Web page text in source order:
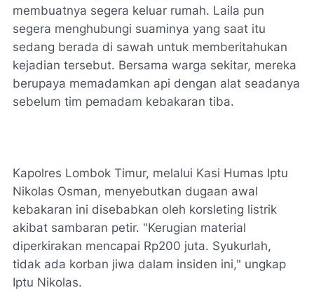
membuatnya segera keluar rumah. Laila pun
segera menghubungi suaminya yang saat itu
sedang berada di sawah untuk memberitahukan
kejadian tersebut. Bersama warga sekitar, mereka
berupaya memadamkan api dengan alat seadanya
sebelum tim pemadam kebakaran tiba.
Kapolres Lombok Timur, melalui Kasi Humas Iptu
Nikolas Osman, menyebutkan dugaan awal
kebakaran ini disebabkan oleh korsleting listrik
akibat sambaran petir. "Kerugian material
diperkirakan mencapai Rp200 juta. Syukurlah,
tidak ada korban jiwa dalam insiden ini," ungkap
Iptu Nikolas.